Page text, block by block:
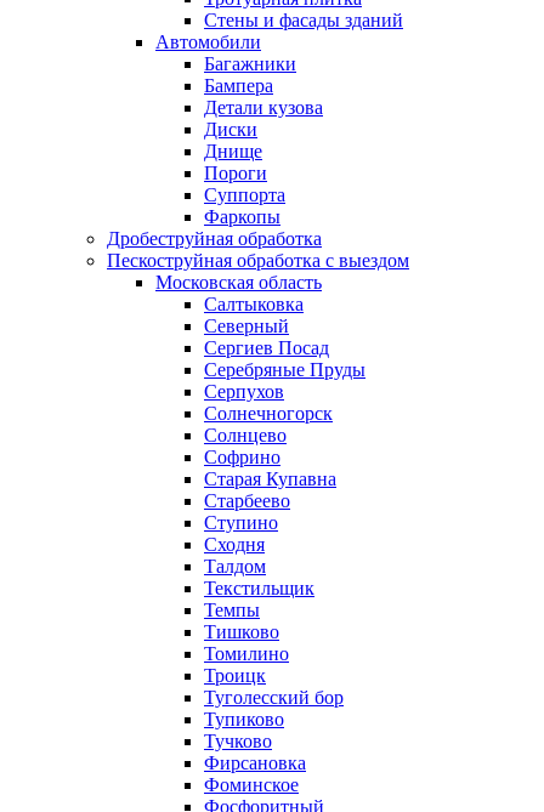
Стены и фасады зданий
Автомобили
Багажники
Бампера
Детали кузова
Диски
Днище
Пороги
Суппорта
Фаркопы
Дробеструйная обработка
Пескоструйная обработка с выездом
Московская область
Салтыковка
Северный
Сергиев Посад
Серебряные Пруды
Серпухов
Солнечногорск
Солнцево
Софрино
Старая Купавна
Старбеево
Ступино
Сходня
Талдом
Текстильщик
Темпы
Тишково
Томилино
Троицк
Туголесский бор
Тупиково
Тучково
Фирсановка
Фоминское
Фосфоритный